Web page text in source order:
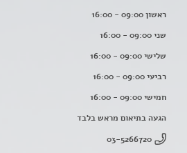
ראשון 09:00 - 16:00
שני 09:00 - 16:00
שלישי 09:00 - 16:00
רביעי 09:00 - 16:00
חמישי 09:00 - 16:00
הגעה בתיאום מראש בלבד
03-5266720